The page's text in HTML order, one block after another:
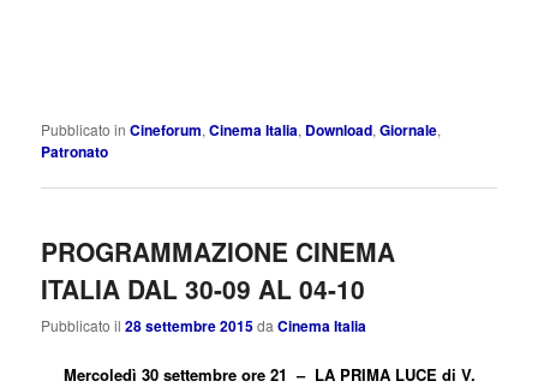
Pubblicato in Cineforum,Cinema Italia, Download,Giornale,
Patronato
PROGRAMMAZIONE CINEMA
ITALIA DAL 30-09 AL 04-10
Pubblicato il28 settembre 2015daCinema Italia
Mercoledì 30 settembre ore 21 – LA PRIMA LUCE di V.